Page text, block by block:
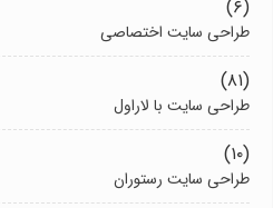
(۶)
طراحی سایت اختصاصی
(۸۱)
طراحی سایت با لاراول
(۱۰)
طراحی سایت رستوران